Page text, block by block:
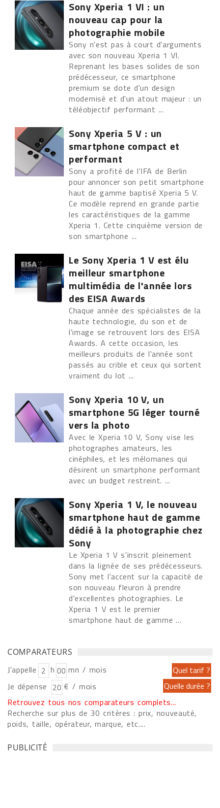
Sony Xperia 1 VI : un
nouveau cap pour la
photographie mobile
Sony n'est pas à court d'arguments
avec son nouveau Xperia 1 VI.
Reprenant les bases solides de son
prédécesseur, ce smartphone
premium se dote d'un design
modernisé et d'un atout majeur : un
téléobjectif performant ...
Sony Xperia 5 V : un
smartphone compact et
performant
Sony a profité de l'IFA de Berlin
pour annoncer son petit smartphone
haut de gamme baptisé Xperia 5 V.
Ce modèle reprend en grande partie
les caractéristiques de la gamme
Xperia 1. Cette cinquième version de
son smartphone ...
Le Sony Xperia 1 V est élu
meilleur smartphone
multimédia de l'année lors
des EISA Awards
Chaque année des spécialistes de la
haute technologie, du son et de
l'image se retrouvent lors des EISA
Awards. A cette occasion, les
meilleurs produits de l'année sont
passés au crible et ceux qui sortent
vraiment du lot ...
Sony Xperia 10 V, un
smartphone 5G léger tourné
vers la photo
Avec le Xperia 10 V, Sony vise les
photographes amateurs, les
cinéphiles, et les mélomanes qui
désirent un smartphone performant
avec un budget restreint. ...
Sony Xperia 1 V, le nouveau
smartphone haut de gamme
dédié à la photographie chez
Sony
Le Xperia 1 V s'inscrit pleinement
dans la lignée de ses prédécesseurs.
Sony met l'accent sur la capacité de
son nouveau fleuron à prendre
d'excellentes photographies. Le
Xperia 1 V est le premier
smartphone haut de gamme ...
COMPARATEURS
J'appelle h
mn / mois
Je dépense
€ / mois
Retrouvez tous nos comparateurs complets...
Recherche sur plus de 30 critères : prix, nouveauté,
poids, taille, opérateur, marque, etc....
PUBLICITÉ